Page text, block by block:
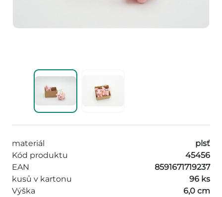
materiál
plsť
Kód produktu
45456
EAN
8591671719237
kusů v kartonu
96 ks
Výška
6,0 cm